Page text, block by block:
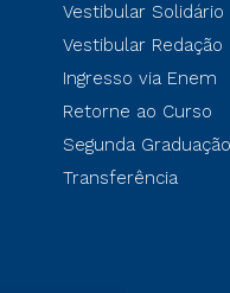
Vestibular Solidário
Vestibular Redação
Ingresso via Enem
Retorne ao Curso
Segunda Graduação
Transferência